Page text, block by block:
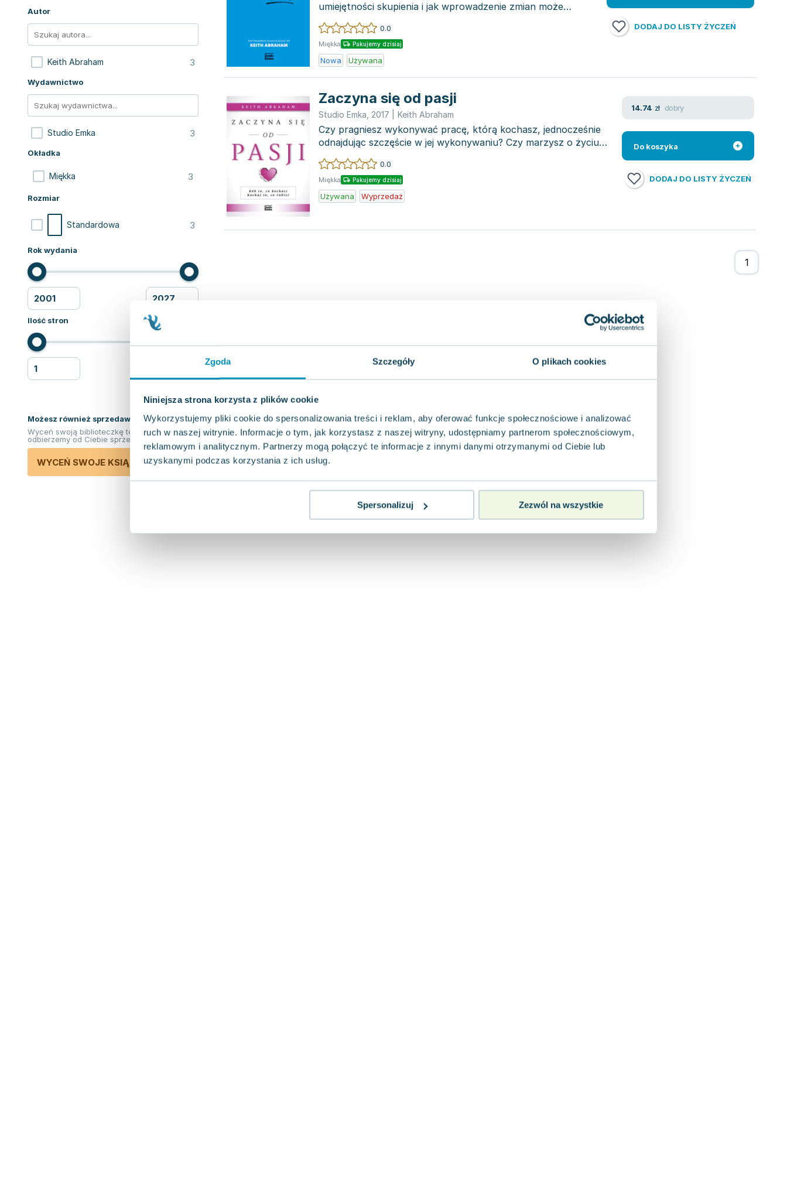
Zgoda Szczegóły O plikach cookies
Niniejsza strona korzysta z plików cookie
Wykorzystujemy pliki cookie do spersonalizowania treści i reklam, aby oferować funkcje społecznościowe i analizować
ruch w naszej witrynie. Informacje o tym, jak korzystasz z naszej witryny, udostępniamy partnerom społecznościowym,
reklamowym i analitycznym. Partnerzy mogą połączyć te informacje z innymi danymi otrzymanymi od Ciebie lub
uzyskanymi podczas korzystania z ich usług.
Spersonalizuj Zezwól na wszystkie
Autor
Keith Abraham 3
Wydawnictwo
Studio Emka 3
Okładka
Miękka 3
Rozmiar
Standardowa 3
Rok wydania
Ilość stron
Możesz również sprzedawać ksiązki!
Wyceń swoją biblioteczkę teraz. Odkupimy i
odbierzemy od Ciebie sprzedane książki.
WYCEŃ SWOJE KSIĄŻKI
umiejętności skupienia i jak wprowadzenie zmian może
posunąć cię napr...
0.0
Miękka Pakujemy dzisiaj
Nowa Używana
DODAJ DO LISTY ŻYCZEŃ
Zaczyna się od pasji
Studio Emka 2017 Keith Abraham
Czy pragniesz wykonywać pracę, którą kochasz, jednocześnie
odnajdując szczęście w jej wykonywaniu? Czy marzysz o życiu
pełnym ener...
0.0
Miękka Pakujemy dzisiaj
Używana Wyprzedaż
14.74 zł dobry
Do koszyka
DODAJ DO LISTY ŻYCZEŃ